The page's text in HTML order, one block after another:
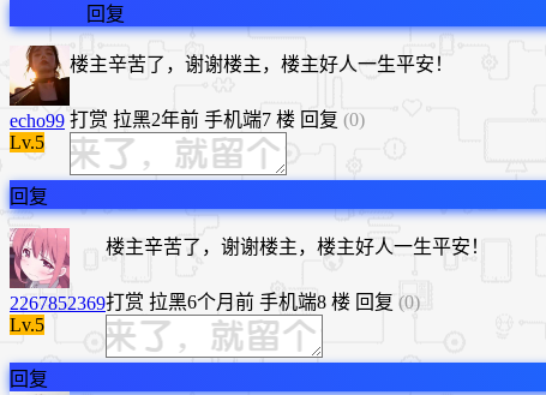
回复
echo99
Lv.5
楼主辛苦了，谢谢楼主，楼主好人一生平安！
打赏 拉黑2年前 手机端7 楼 回复 (0)
回复
2267852369
Lv.5
楼主辛苦了，谢谢楼主，楼主好人一生平安！
打赏 拉黑6个月前 手机端8 楼 回复 (0)
回复